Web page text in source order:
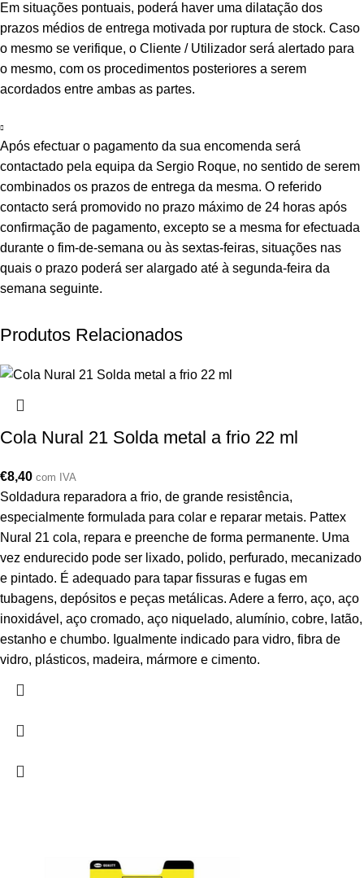
Em situações pontuais, poderá haver uma dilatação dos
prazos médios de entrega motivada por ruptura de stock. Caso
o mesmo se verifique, o Cliente / Utilizador será alertado para
o mesmo, com os procedimentos posteriores a serem
acordados entre ambas as partes.
Após efectuar o pagamento da sua encomenda será
contactado pela equipa da Sergio Roque, no sentido de serem
combinados os prazos de entrega da mesma. O referido
contacto será promovido no prazo máximo de 24 horas após
confirmação de pagamento, excepto se a mesma for efectuada
durante o fim-de-semana ou às sextas-feiras, situações nas
quais o prazo poderá ser alargado até à segunda-feira da
semana seguinte.
Produtos Relacionados
Cola Nural 21 Solda metal a frio 22 ml
€8,40 com IVA
Soldadura reparadora a frio, de grande resistência,
especialmente formulada para colar e reparar metais. Pattex
Nural 21 cola, repara e preenche de forma permanente. Uma
vez endurecido pode ser lixado, polido, perfurado, mecanizado
e pintado. É adequado para tapar fissuras e fugas em
tubagens, depósitos e peças metálicas. Adere a ferro, aço, aço
inoxidável, aço cromado, aço niquelado, alumínio, cobre, latão,
estanho e chumbo. Igualmente indicado para vidro, fibra de
vidro, plásticos, madeira, mármore e cimento.